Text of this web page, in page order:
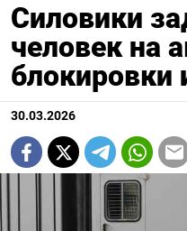
Силовики
человек на
блокировки
30.03.2026